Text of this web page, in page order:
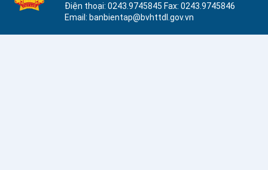
Điện thoại: 0243.9745845 Fax: 0243.9745846
Email: banbientap@bvhttdl.gov.vn